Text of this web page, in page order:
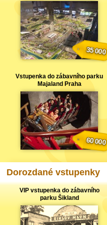
35 000
Vstupenka do zábavního parku
Majaland Praha
60 000
Dorozdané vstupenky
VIP vstupenka do zábavního
parku Šikland